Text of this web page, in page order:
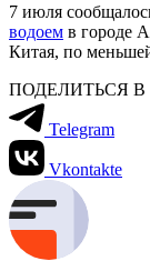
7 июля
водоем в городе
Китая, по
ПОДЕЛИТЬСЯ В
Telegram
Vkontakte